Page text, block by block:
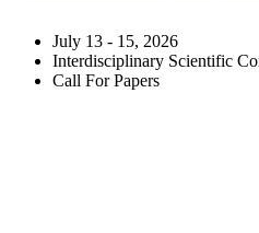
July 13 - 15, 2026
Interdisciplinary Scientific
Call For Papers